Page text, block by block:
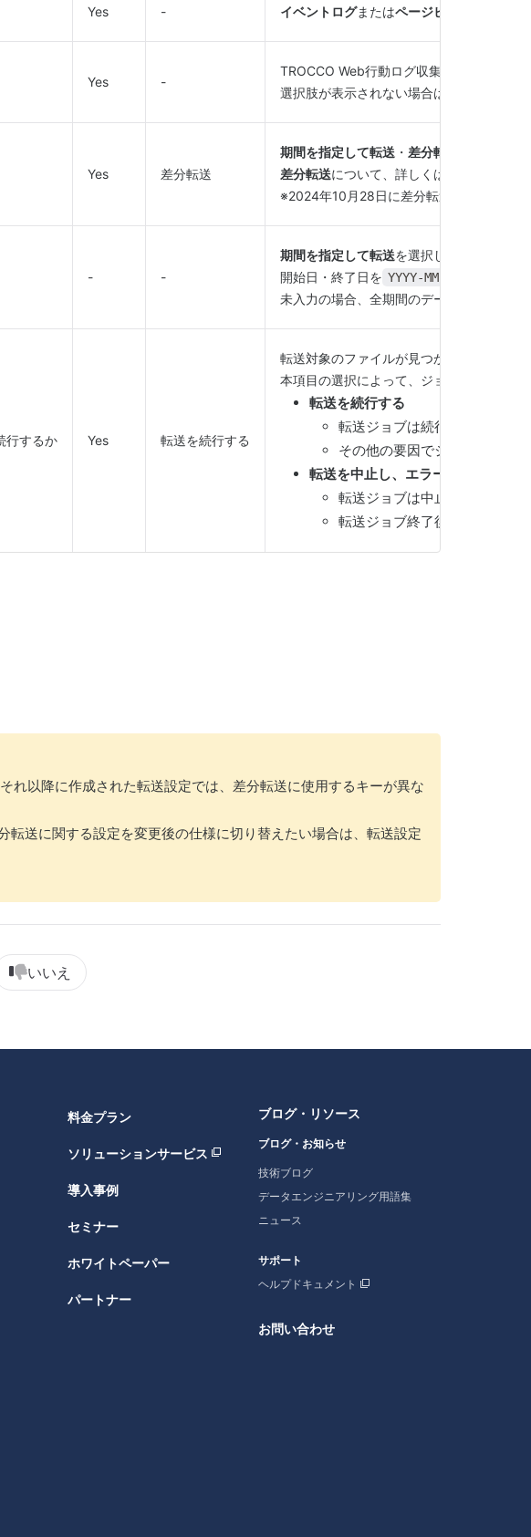
Yes - イベントログまたはページビューログ
Yes -
TROCCO Web行動ログ収集SDKを設置済
選択肢が表示されない場合は、カスタマー
Yes 差分転送
期間を指定して転送・ 差分転送
差分転送について、詳しくは
※2024年10月28日に差分転送の仕様が変
- -
期間を指定して転送を選択した場合に入力
開始日・終了日を YYYY-MM-DD
未入力の場合、全期間のデータが取得され
行するか Yes 転送を続行する
転送対象のファイルが見つからなかった場
本項目の選択によって、ジョブ終了後のジ
転送を続行する
転送ジョブは続行されます。
その他の要因でジョブが失敗
転送を中止し、エラーにする
転送ジョブは中止されます。
転送ジョブ終了後のジョブス
れ以降に作成された転送設定では、差分転送に使用するキーが異な
送に関する設定を変更後の仕様に切り替えたい場合は、転送設定
いいえ
料金プラン
ソリューションサービス
導入事例
セミナー
ホワイトペーパー
パートナー
ブログ・リソース
ブログ・お知らせ
技術ブログ
データエンジニアリング用語集
ニュース
サポート
ヘルプドキュメント
お問い合わせ